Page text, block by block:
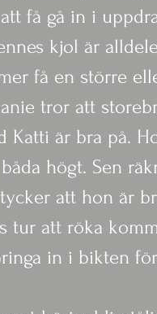
få gå in i
kjol är
få en större
tror att
Katti är bra på.
högt. Sen
att hon är
tur att röka
in i bikten